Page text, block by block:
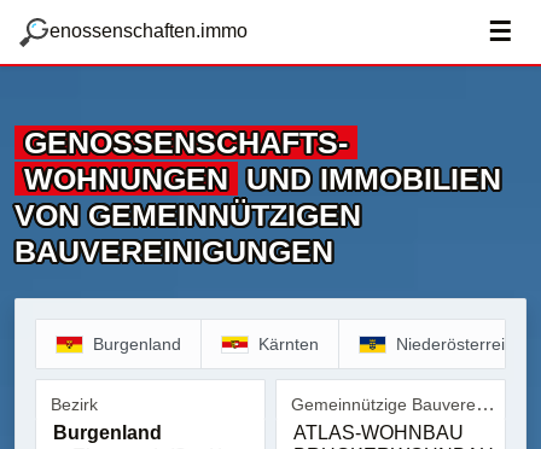
g
enossenschaften.immo ☰
GENOSSENSCHAFTS­
WOHNUNGEN UND IMMOBILIEN
VON GEMEINNÜTZIGEN
BAUVEREINIGUNGEN
Burgenland Kärnten Niederösterreich
Bezirk Gemeinnützige Bauvereinigung